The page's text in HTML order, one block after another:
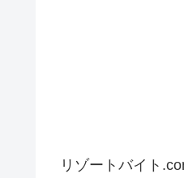
リゾートバイト